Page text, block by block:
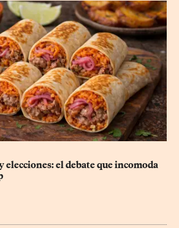
el debate que incomoda